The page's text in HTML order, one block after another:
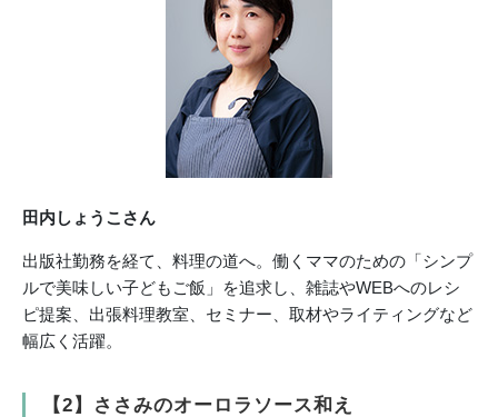
田内しょうこさん
出版社勤務を経て、料理の道へ。働くママのための「シンプ
ルで美味しい子どもご飯」を追求し、雑誌やWEBへのレシ
ピ提案、出張料理教室、セミナー、取材やライティングなど
幅広く活躍。
【2】ささみのオーロラソース和え